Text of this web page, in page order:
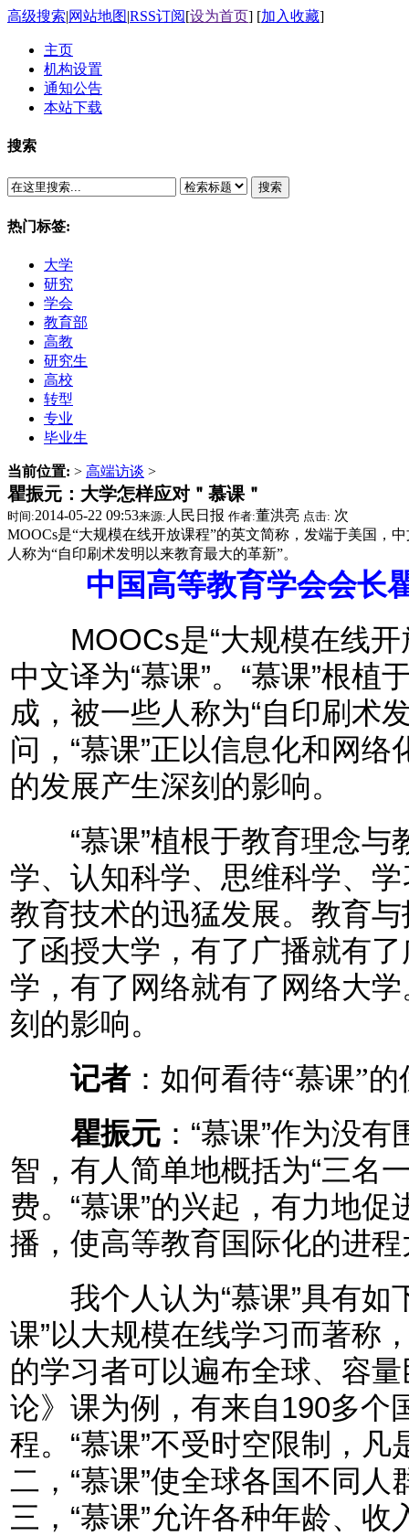
高级搜索|网站地图|RSS订阅[设为首页] [加入收藏]
主页
机构设置
通知公告
本站下载
搜索
搜索
热门标签:
大学
研究
学会
教育部
高教
研究生
高校
转型
专业
毕业生
当前位置: > 高端访谈 >
瞿振元：大学怎样应对＂慕课＂
时间:2014-05-22 09:53来源: 人民日报 作者:董洪亮 点击: 次
MOOCs是“大规模在线开放课程”的英文简称，发端于美国，
人称为“自印刷术发明以来教育最大的革新”。
中国高等教育学会会
MOOCs是“大规模在线开
中文译为“慕课”。“慕课”根
成，被一些人称为“自印刷术
问，“慕课”正以信息化和网
的发展产生深刻的影响。
“慕课”植根于教育理念与
学、认知科学、思维科学、
教育技术的迅猛发展。教育
了函授大学，有了广播就有
学，有了网络就有了网络大
刻的影响。
记者 ：如何看待“慕课”
瞿振元 ：“慕课”作为没
智，有人简单地概括为“三名
费。“慕课”的兴起，有力地
播，使高等教育国际化的进
我个人认为“慕课”具有如
课”以大规模在线学习而著称
的学习者可以遍布全球、容
论》课为例，有来自190多个
程。“慕课”不受时空限制，
二，“慕课”使全球各国不同
三，“慕课”允许各种年龄、